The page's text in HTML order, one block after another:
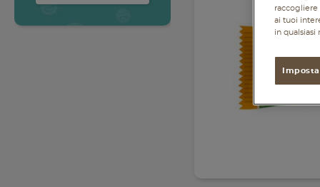
raccogliere
ai tuoi
in qualsiasi